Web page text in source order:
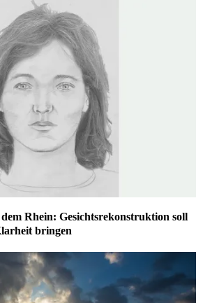
Rhein: Gesichtsrekonstruktion soll
bringen